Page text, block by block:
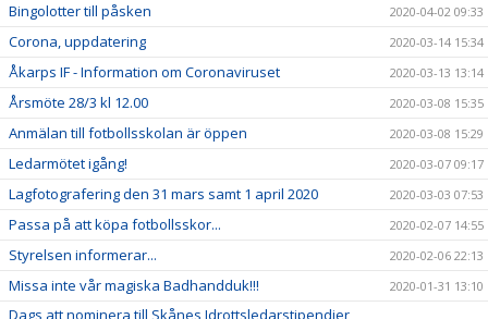
Bingolotter till påsken 2020-04-02 09:33
Corona, uppdatering 2020-03-14 15:34
Åkarps IF - Information om Coronaviruset 2020-03-13 13:14
Årsmöte 28/3 kl 12.00 2020-03-08 15:35
Anmälan till fotbollsskolan är öppen 2020-03-08 15:29
Ledarmötet igång! 2020-03-07 09:17
Lagfotografering den 31 mars samt 1 april 2020 2020-03-03 07:53
Passa på att köpa fotbollsskor... 2020-02-07 14:55
Styrelsen informerar... 2020-02-06 22:13
Missa inte vår magiska Badhandduk!!! 2020-01-31 13:10
Dags att nominera till Skånes Idrottsledarstipendier